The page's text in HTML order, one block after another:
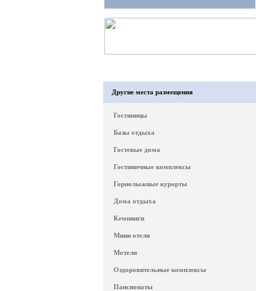
Другие места размещения
Гостиницы
Базы отдыха
Гостевые дома
Гостиничные комплексы
Горнолыжные курорты
Дома отдыха
Кемпинги
Мини отели
Мотели
Оздоровительные комплексы
Пансионаты